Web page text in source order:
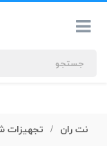
جستجوهای
نت ران / تجهیزات